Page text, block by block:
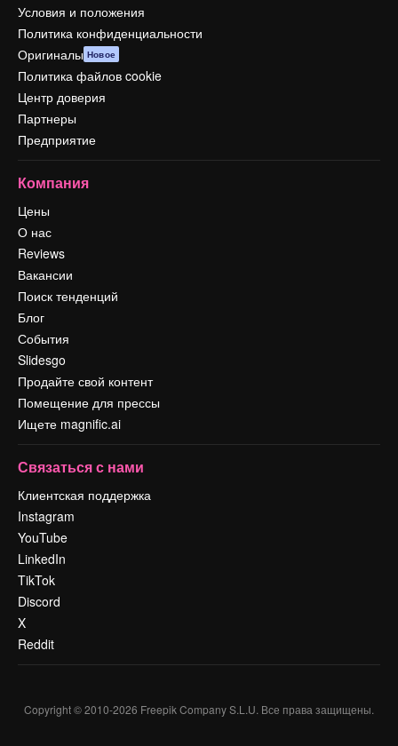
Условия и положения
Политика конфиденциальности
Оригиналы Новое
Политика файлов cookie
Центр доверия
Партнеры
Предприятие
Компания
Цены
О нас
Reviews
Вакансии
Поиск тенденций
Блог
События
Slidesgo
Продайте свой контент
Помещение для прессы
Ищете magnific.ai
Связаться с нами
Клиентская поддержка
Instagram
YouTube
LinkedIn
TikTok
Discord
X
Reddit
Copyright © 2010-2026 Freepik Company S.L.U. Все права защищены.